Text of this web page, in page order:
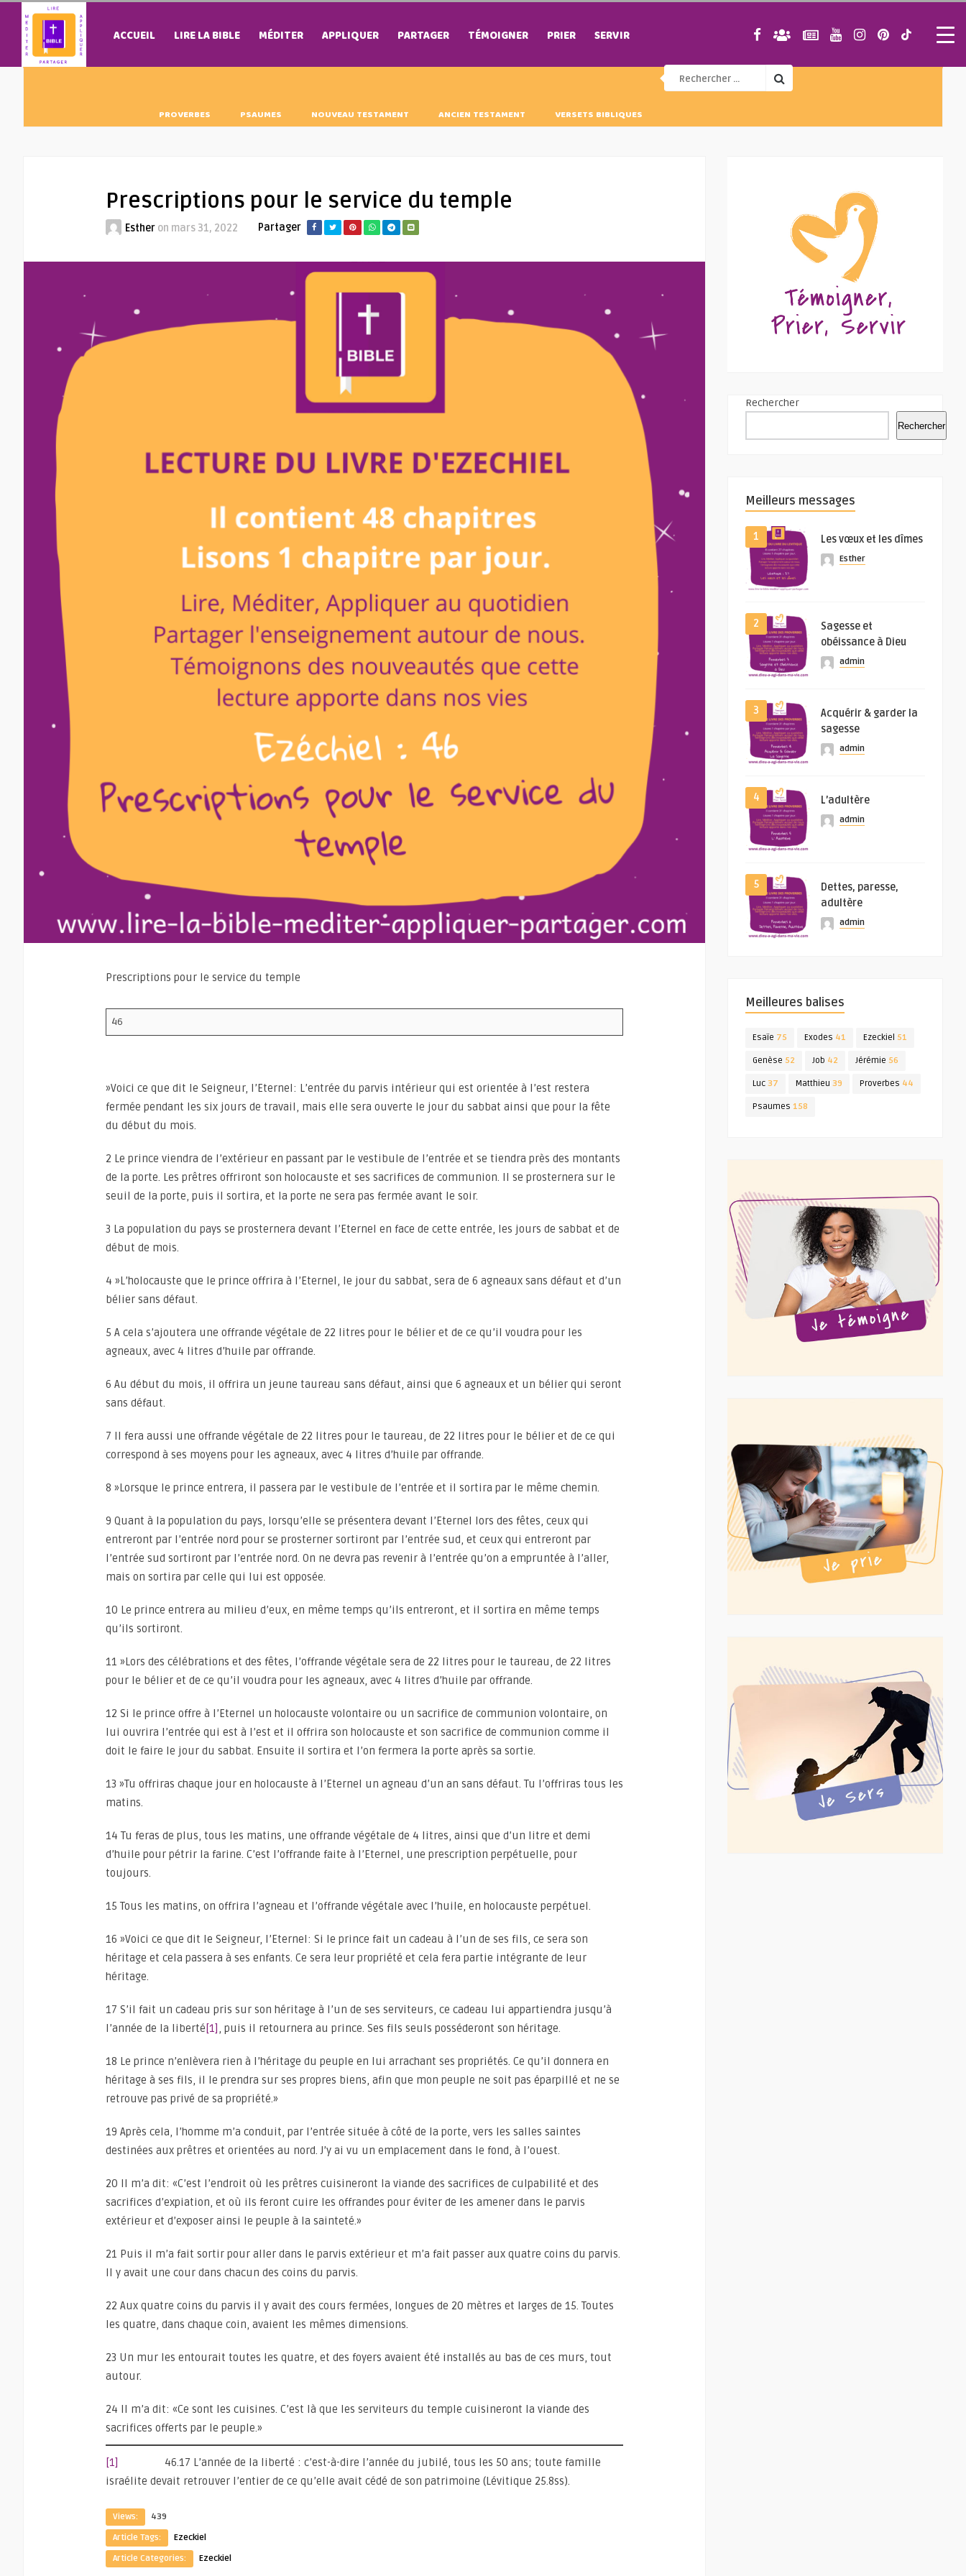
ACCUEIL LIRE LA BIBLE MÉDITER APPLIQUER PARTAGER TÉMOIGNER PRIER SERVIR
PROVERBES PSAUMES NOUVEAU TESTAMENT ANCIEN TESTAMENT VERSETS BIBLIQUES
Prescriptions pour le service du temple
Esther on mars 31, 2022 Partager
Prescriptions pour le service du temple
46
»Voici ce que dit le Seigneur, l’Eternel: L’entrée du parvis intérieur qui est orientée à l’est restera
fermée pendant les six jours de travail, mais elle sera ouverte le jour du sabbat ainsi que pour la fête
du début du mois.
2 Le prince viendra de l’extérieur en passant par le vestibule de l’entrée et se tiendra près des montants
de la porte. Les prêtres offriront son holocauste et ses sacrifices de communion. Il se prosternera sur le
seuil de la porte, puis il sortira, et la porte ne sera pas fermée avant le soir.
3 La population du pays se prosternera devant l’Eternel en face de cette entrée, les jours de sabbat et de
début de mois.
4 »L’holocauste que le prince offrira à l’Eternel, le jour du sabbat, sera de 6 agneaux sans défaut et d’un
bélier sans défaut.
5 A cela s’ajoutera une offrande végétale de 22 litres pour le bélier et de ce qu’il voudra pour les
agneaux, avec 4 litres d’huile par offrande.
6 Au début du mois, il offrira un jeune taureau sans défaut, ainsi que 6 agneaux et un bélier qui seront
sans défaut.
7 Il fera aussi une offrande végétale de 22 litres pour le taureau, de 22 litres pour le bélier et de ce qui
correspond à ses moyens pour les agneaux, avec 4 litres d’huile par offrande.
8 »Lorsque le prince entrera, il passera par le vestibule de l’entrée et il sortira par le même chemin.
9 Quant à la population du pays, lorsqu’elle se présentera devant l’Eternel lors des fêtes, ceux qui
entreront par l’entrée nord pour se prosterner sortiront par l’entrée sud, et ceux qui entreront par
l’entrée sud sortiront par l’entrée nord. On ne devra pas revenir à l’entrée qu’on a empruntée à l’aller,
mais on sortira par celle qui lui est opposée.
10 Le prince entrera au milieu d’eux, en même temps qu’ils entreront, et il sortira en même temps
qu’ils sortiront.
11 »Lors des célébrations et des fêtes, l’offrande végétale sera de 22 litres pour le taureau, de 22 litres
pour le bélier et de ce qu’il voudra pour les agneaux, avec 4 litres d’huile par offrande.
12 Si le prince offre à l’Eternel un holocauste volontaire ou un sacrifice de communion volontaire, on
lui ouvrira l’entrée qui est à l’est et il offrira son holocauste et son sacrifice de communion comme il
doit le faire le jour du sabbat. Ensuite il sortira et l’on fermera la porte après sa sortie.
13 »Tu offriras chaque jour en holocauste à l’Eternel un agneau d’un an sans défaut. Tu l’offriras tous les
matins.
14 Tu feras de plus, tous les matins, une offrande végétale de 4 litres, ainsi que d’un litre et demi
d’huile pour pétrir la farine. C’est l’offrande faite à l’Eternel, une prescription perpétuelle, pour
toujours.
15 Tous les matins, on offrira l’agneau et l’offrande végétale avec l’huile, en holocauste perpétuel.
16 »Voici ce que dit le Seigneur, l’Eternel: Si le prince fait un cadeau à l’un de ses fils, ce sera son
héritage et cela passera à ses enfants. Ce sera leur propriété et cela fera partie intégrante de leur
héritage.
17 S’il fait un cadeau pris sur son héritage à l’un de ses serviteurs, ce cadeau lui appartiendra jusqu’à
l’année de la liberté [1] , puis il retournera au prince. Ses fils seuls posséderont son héritage.
18 Le prince n’enlèvera rien à l’héritage du peuple en lui arrachant ses propriétés. Ce qu’il donnera en
héritage à ses fils, il le prendra sur ses propres biens, afin que mon peuple ne soit pas éparpillé et ne se
retrouve pas privé de sa propriété.»
19 Après cela, l’homme m’a conduit, par l’entrée située à côté de la porte, vers les salles saintes
destinées aux prêtres et orientées au nord. J’y ai vu un emplacement dans le fond, à l’ouest.
20 Il m’a dit: «C’est l’endroit où les prêtres cuisineront la viande des sacrifices de culpabilité et des
sacrifices d’expiation, et où ils feront cuire les offrandes pour éviter de les amener dans le parvis
extérieur et d’exposer ainsi le peuple à la sainteté.»
21 Puis il m’a fait sortir pour aller dans le parvis extérieur et m’a fait passer aux quatre coins du parvis.
Il y avait une cour dans chacun des coins du parvis.
22 Aux quatre coins du parvis il y avait des cours fermées, longues de 20 mètres et larges de 15. Toutes
les quatre, dans chaque coin, avaient les mêmes dimensions.
23 Un mur les entourait toutes les quatre, et des foyers avaient été installés au bas de ces murs, tout
autour.
24 Il m’a dit: «Ce sont les cuisines. C’est là que les serviteurs du temple cuisineront la viande des
sacrifices offerts par le peuple.»
[1]
46.17 L’année de la liberté : c’est-à-dire l’année du jubilé, tous les 50 ans; toute famille
israélite devait retrouver l’entier de ce qu’elle avait cédé de son patrimoine (Lévitique 25.8ss).
Views:
439
Article Tags:
Ezeckiel
Article Categories:
Ezeckiel
Rechercher
Rechercher
Meilleurs messages
1 Les vœux et les dîmes
Esther
2
Sagesse et
obéissance à Dieu
admin
3
Acquérir & garder la
sagesse
admin
4 L’adultère
admin
5
Dettes, paresse,
adultère
admin
Meilleures balises
Esaïe 75 Exodes 41 Ezeckiel 51
Genèse 52 Job 42 Jérémie 56
Luc 37 Matthieu 39 Proverbes 44
Psaumes 158